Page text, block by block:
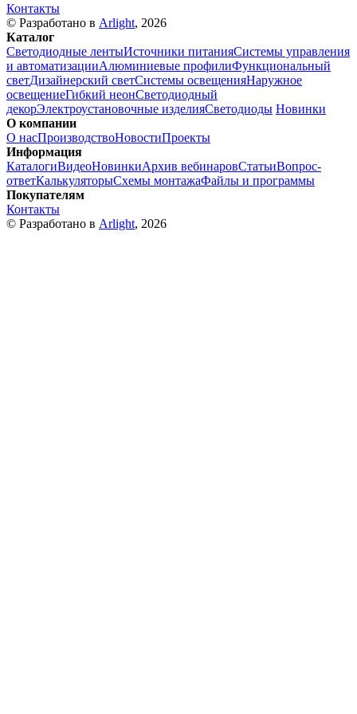
Контакты
© Разработано в Arlight, 2026
Каталог
Светодиодные лентыИсточники питанияСистемы управления
и автоматизацииАлюминиевые профилиФункциональный
светДизайнерский светСистемы освещенияНаружное
освещениеГибкий неонСветодиодный
декорЭлектроустановочные изделияСветодиоды Новинки
О компании
О насПроизводствоНовостиПроекты
Информация
КаталогиВидеоНовинкиАрхив вебинаровСтатьиВопрос-
ответКалькуляторыСхемы монтажаФайлы и программы
Покупателям
Контакты
© Разработано в Arlight, 2026